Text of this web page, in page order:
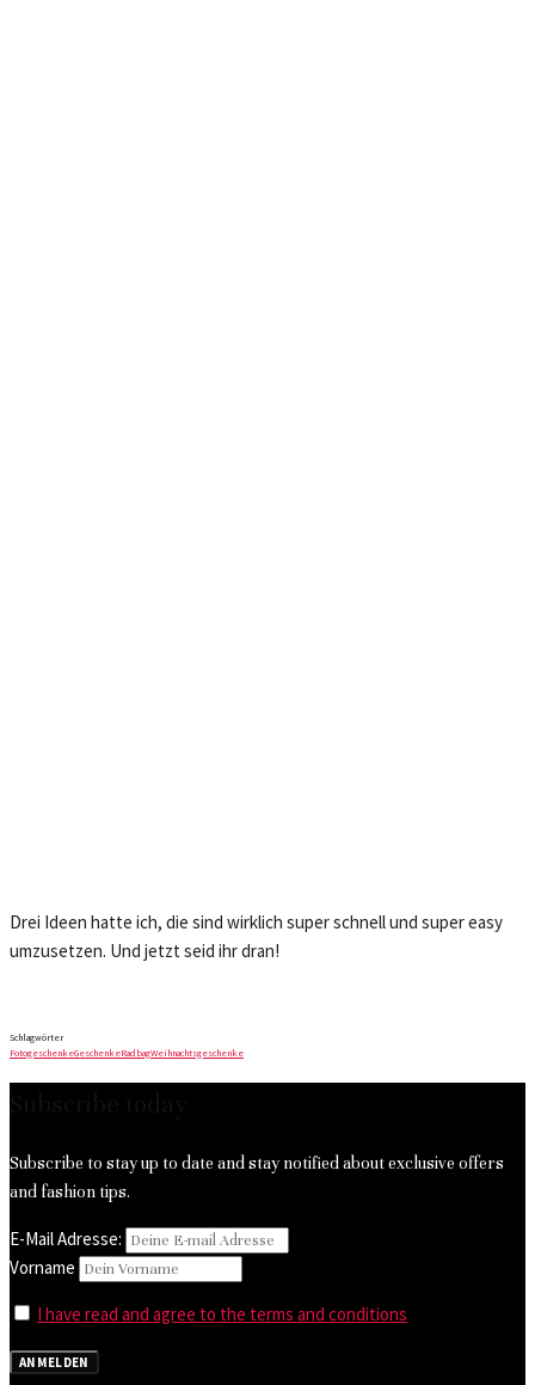
Drei Ideen hatte ich, die sind wirklich super schnell und super easy
umzusetzen. Und jetzt seid ihr dran!
Schlagwörter
FotogeschenkeGeschenkeRadbagWeihnachtsgeschenke
Subscribe to stay up to date and stay notified about exclusive offers
and fashion tips.
E-Mail Adresse:
Vorname
I have read and agree to the terms and conditions
ANMELDEN